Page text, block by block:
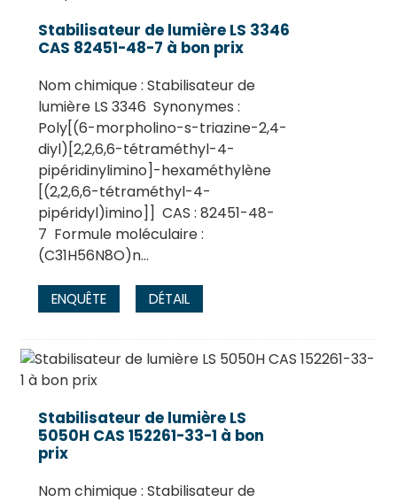
Stabilisateur de lumière LS 3346
CAS 82451-48-7 à bon prix
Nom chimique : Stabilisateur de
lumière LS 3346 Synonymes :
Poly[(6-morpholino-s-triazine-2,4-
diyl)[2,2,6,6-tétraméthyl-4-
pipéridinylimino]-hexaméthylène
[(2,2,6,6-tétraméthyl-4-
pipéridyl)imino]] CAS : 82451-48-
7 Formule moléculaire :
(C31H56N8O)n…
ENQUÊTE DÉTAIL
Stabilisateur de lumière LS
5050H CAS 152261-33-1 à bon
prix
Nom chimique : Stabilisateur de